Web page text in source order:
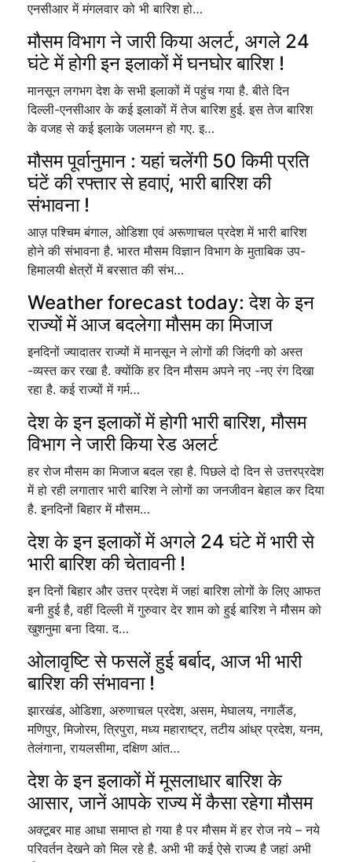
एनसीआर में मंगलवार को भी बारिश हो…
मौसम विभाग ने जारी किया अलर्ट, अगले 24
घंटे में होगी इन इलाकों में घनघोर बारिश !
मानसून लगभग देश के सभी इलाकों में पहुंच गया है. बीते दिन
दिल्ली-एनसीआर के कई इलाकों में तेज बारिश हुई. इस तेज बारिश
के वजह से कई इलाके जलमग्न हो गए. इ…
मौसम पूर्वानुमान : यहां चलेंगी 50 किमी प्रति
घंटें की रफ्तार से हवाएं, भारी बारिश की
संभावना !
आज़ पश्चिम बंगाल, ओडिशा एवं अरूणाचल प्रदेश में भारी बारिश
होने की संभावना है. भारत मौसम विज्ञान विभाग के मुताबिक उप-
हिमालयी क्षेत्रों में बरसात की संभ…
Weather forecast today: देश के इन
राज्यों में आज बदलेगा मौसम का मिजाज
इनदिनों ज्यादातर राज्यों में मानसून ने लोगों की जिंदगी को अस्त
-व्यस्त कर रखा है. क्योंकि हर दिन मौसम अपने नए -नए रंग दिखा
रहा है. कई राज्यों में गर्म…
देश के इन इलाकों में होगी भारी बारिश, मौसम
विभाग ने जारी किया रेड अलर्ट
हर रोज मौसम का मिजाज बदल रहा है. पिछले दो दिन से उत्तरप्रदेश
में हो रही लगातार भारी बारिश ने लोगों का जनजीवन बेहाल कर दिया
है. इनदिनों बिहार में मौसम…
देश के इन इलाकों में अगले 24 घंटे में भारी से
भारी बारिश की चेतावनी !
इन दिनों बिहार और उत्तर प्रदेश में जहां बारिश लोगों के लिए आफत
बनी हुई है, वहीं दिल्ली में गुरुवार देर शाम को हुई बारिश ने मौसम को
खुशनुमा बना दिया. द…
ओलावृष्टि से फसलें हुई बर्बाद, आज भी भारी
बारिश की संभावना !
झारखंड, ओडिशा, अरुणाचल प्रदेश, असम, मेघालय, नगालैंड,
मणिपुर, मिजोरम, त्रिपुरा, मध्य महाराष्ट्र, तटीय आंध्र प्रदेश, यनम,
तेलंगाना, रायलसीमा, दक्षिण आंत…
देश के इन इलाकों में मूसलाधार बारिश के
आसार, जानें आपके राज्य में कैसा रहेगा मौसम
अक्टूबर माह आधा समाप्त हो गया है पर मौसम में हर रोज नये – नये
परिवर्तन देखने को मिल रहे है. अभी भी कई ऐसे राज्य है जहां अभी